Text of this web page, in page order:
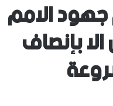
الامم
بإنصاف